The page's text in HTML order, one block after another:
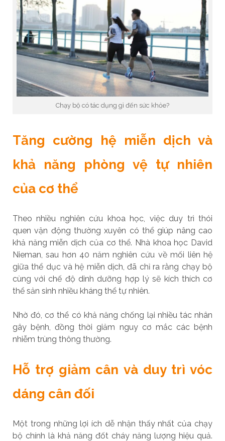
Chạy bộ có tác dụng gì đến sức khỏe?
Tăng cường hệ miễn dịch và
khả năng phòng vệ tự nhiên
của cơ thể
Theo nhiều nghiên cứu khoa học, việc duy trì thói
quen vận động thường xuyên có thể giúp nâng cao
khả năng miễn dịch của cơ thể. Nhà khoa học David
Nieman, sau hơn 40 năm nghiên cứu về mối liên hệ
giữa thể dục và hệ miễn dịch, đã chỉ ra rằng chạy bộ
cùng với chế độ dinh dưỡng hợp lý sẽ kích thích cơ
thể sản sinh nhiều kháng thể tự nhiên.
Nhờ đó, cơ thể có khả năng chống lại nhiều tác nhân
gây bệnh, đồng thời giảm nguy cơ mắc các bệnh
nhiễm trùng thông thường.
Hỗ trợ giảm cân và duy trì vóc
dáng cân đối
Một trong những lợi ích dễ nhận thấy nhất của chạy
bộ chính là khả năng đốt cháy năng lượng hiệu quả.